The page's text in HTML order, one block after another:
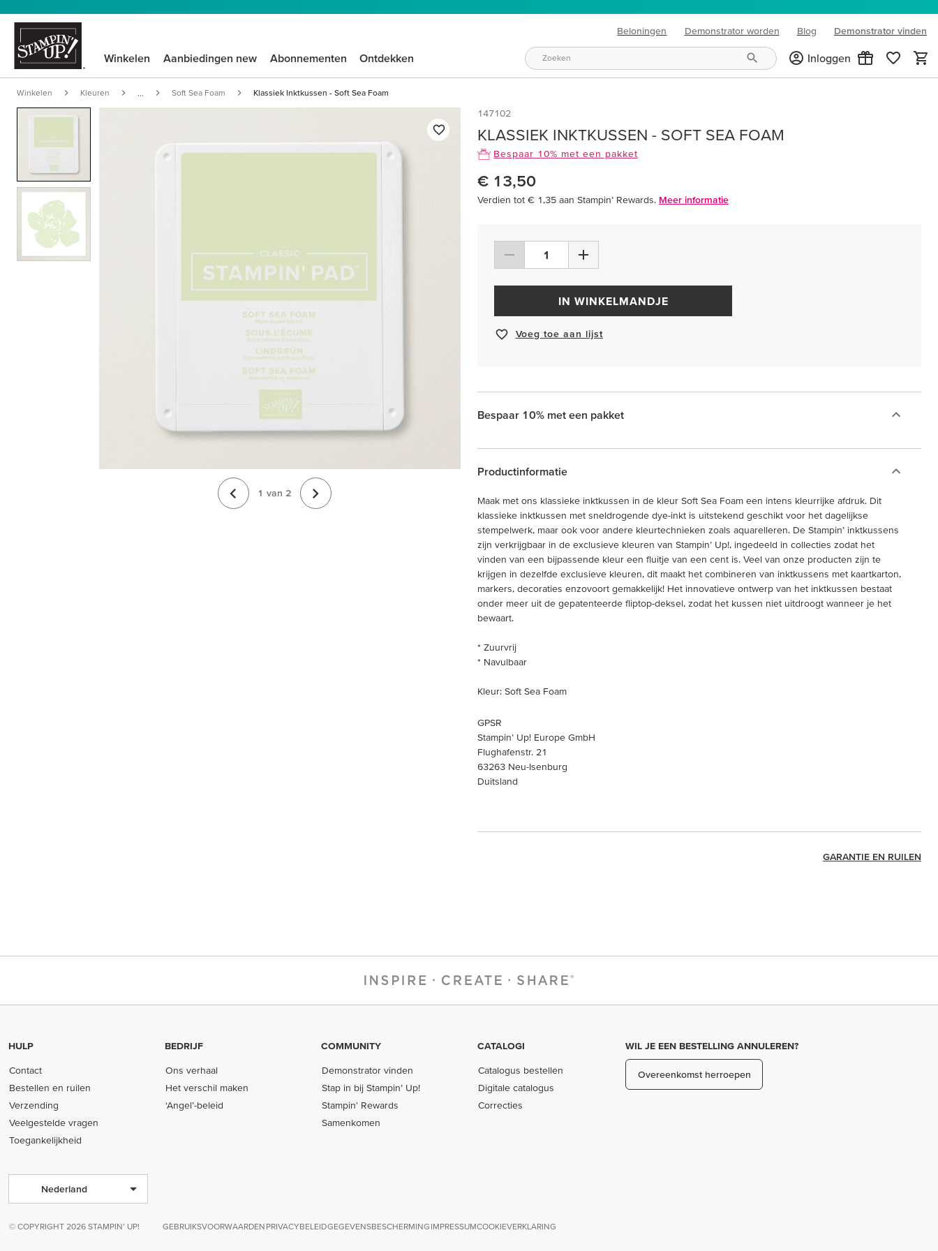
Beloningen Demonstrator worden Blog
(opens in new tab)
Demonstrator vinden
Winkelen Aanbiedingen new Abonnementen Ontdekken Inloggen
Winkelen Kleuren Soft Sea Foam Klassiek Inktkussen - Soft Sea Foam
1 van 2
147102
KLASSIEK INKTKUSSEN - SOFT SEA FOAM
Bespaar 10% met een pakket
€ 13,50
Verdien tot € 1,35 aan Stampin’ Rewards. Meer informatie
IN WINKELMANDJE
Voeg toe aan lijst
Bespaar 10% met een pakket
Productinformatie
Maak met ons klassieke inktkussen in de kleur Soft Sea Foam een intens kleurrijke afdruk. Dit
klassieke inktkussen met sneldrogende dye-inkt is uitstekend geschikt voor het dagelijkse
stempelwerk, maar ook voor andere kleurtechnieken zoals aquarelleren. De Stampin’ inktkussens
zijn verkrijgbaar in de exclusieve kleuren van Stampin’ Up!, ingedeeld in collecties zodat het
vinden van een bijpassende kleur een fluitje van een cent is. Veel van onze producten zijn te
krijgen in dezelfde exclusieve kleuren, dit maakt het combineren van inktkussens met kaartkarton,
markers, decoraties enzovoort gemakkelijk! Het innovatieve ontwerp van het inktkussen bestaat
onder meer uit de gepatenteerde fliptop-deksel, zodat het kussen niet uitdroogt wanneer je het
bewaart.
* Zuurvrij
* Navulbaar
Kleur: Soft Sea Foam
GPSR
Stampin’ Up! Europe GmbH
Flughafenstr. 21
63263 Neu-Isenburg
Duitsland
GARANTIE EN RUILEN
HULP
Contact
Bestellen en ruilen
Verzending
Veelgestelde vragen
Toegankelijkheid
BEDRIJF
Ons verhaal
Het verschil maken
‘Angel’-beleid
COMMUNITY
Demonstrator vinden
Stap in bij Stampin’ Up!
Stampin' Rewards
Samenkomen
CATALOGI
Catalogus bestellen
Digitale catalogus
Correcties
WIL JE EEN BESTELLING ANNULEREN?
Overeenkomst herroepen
Nederland
© COPYRIGHT 2026 STAMPIN’ UP! GEBRUIKSVOORWAARDEN PRIVACYBELEIDGEGEVENSBESCHERMING IMPRESSUMCOOKIEVERKLARING